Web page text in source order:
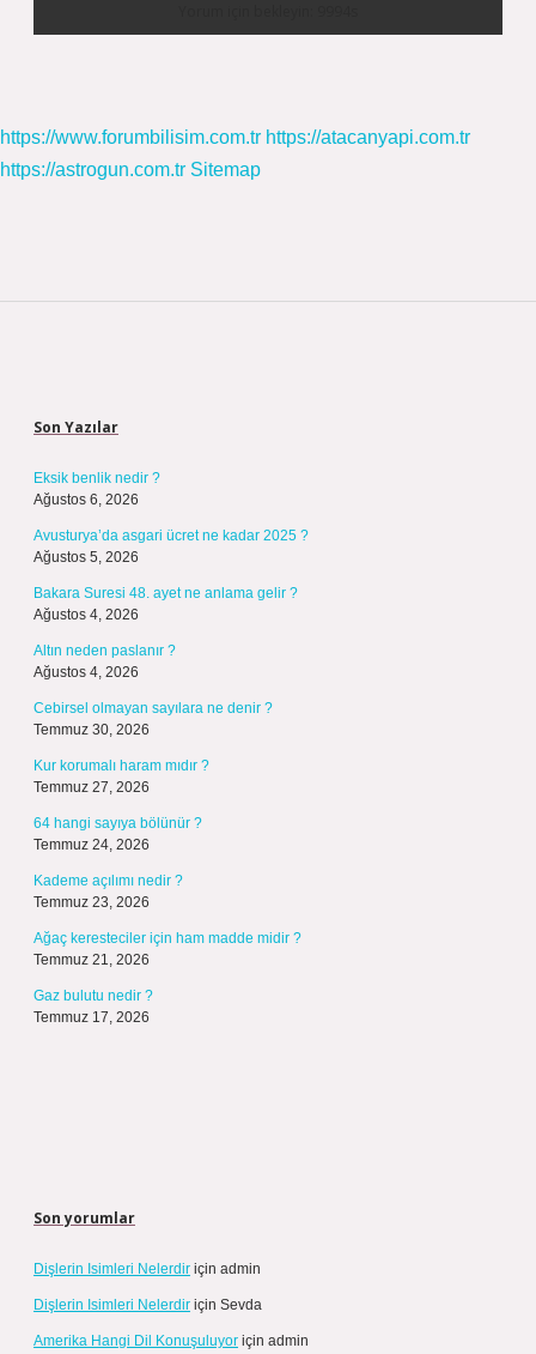
https://www.forumbilisim.com.tr https://atacanyapi.com.tr
https://astrogun.com.tr Sitemap
Son Yazılar
Eksik benlik nedir ?
Ağustos 6, 2026
Avusturya’da asgari ücret ne kadar 2025 ?
Ağustos 5, 2026
Bakara Suresi 48. ayet ne anlama gelir ?
Ağustos 4, 2026
Altın neden paslanır ?
Ağustos 4, 2026
Cebirsel olmayan sayılara ne denir ?
Temmuz 30, 2026
Kur korumalı haram mıdır ?
Temmuz 27, 2026
64 hangi sayıya bölünür ?
Temmuz 24, 2026
Kademe açılımı nedir ?
Temmuz 23, 2026
Ağaç keresteciler için ham madde midir ?
Temmuz 21, 2026
Gaz bulutu nedir ?
Temmuz 17, 2026
Son yorumlar
Dişlerin Isimleri Nelerdir için admin
Dişlerin Isimleri Nelerdir için Sevda
Amerika Hangi Dil Konuşuluyor için admin